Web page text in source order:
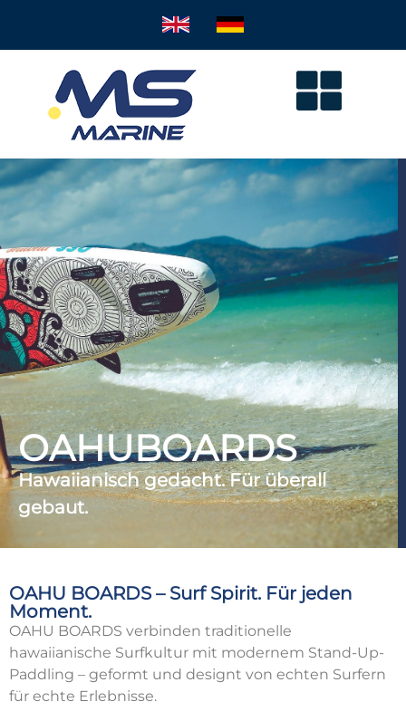
OAHUBOARDS
Hawaiianisch gedacht. Für überall
gebaut.
OAHU BOARDS – Surf Spirit. Für jeden
Moment.
OAHU BOARDS verbinden traditionelle
hawaiianische Surfkultur mit modernem Stand-Up-
Paddling – geformt und designt von echten Surfern
für echte Erlebnisse.